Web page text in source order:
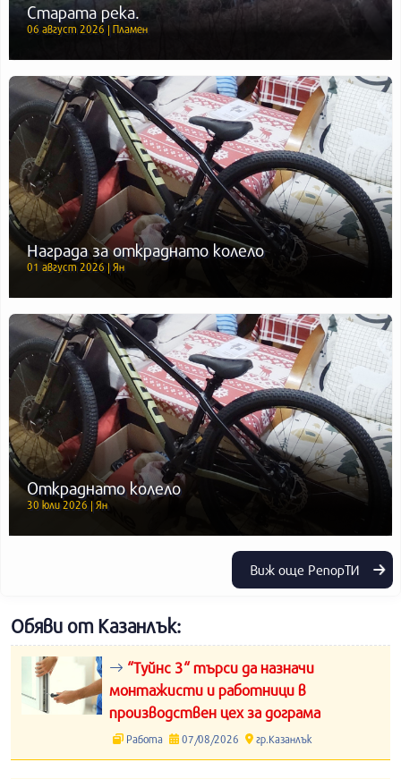
Старата река.
06 август 2026 | Пламен
Награда за откраднато колело
01 август 2026 | Ян
Откраднато колело
30 юли 2026 | Ян
Виж още РепорТИ
Обяви от Казанлък:
“Туйнс 3“ търси да назначи
монтажисти и работници в
производствен цех за дограма
Работа 07/08/2026 гр.Казанлък